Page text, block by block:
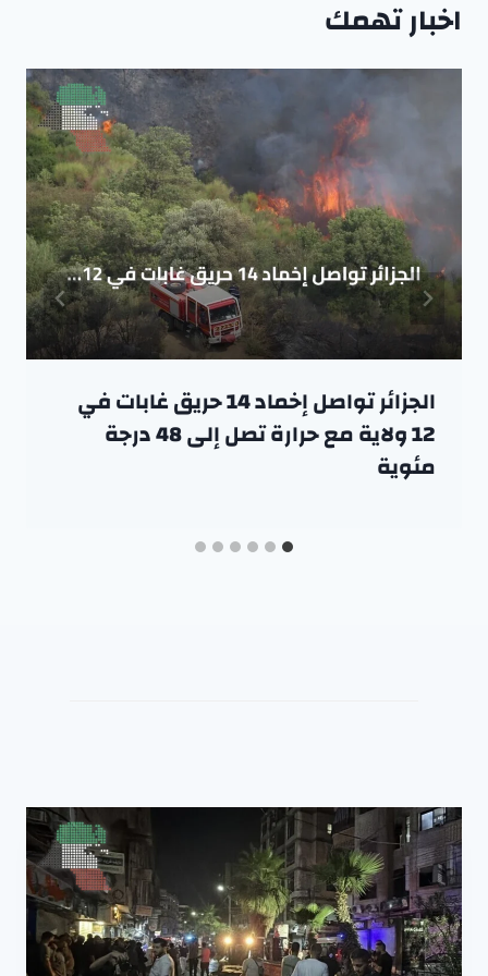
اخبار تهمك
الجزائر تواصل إخماد 14 حريق غابات في
12 ولاية مع حرارة تصل إلى 48 درجة
مئوية